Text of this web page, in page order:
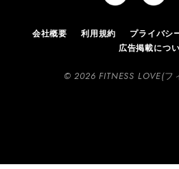
会社概要 利用規約 プライバシ
広告掲載につ
© 2026 FITNESS LOVE(フ